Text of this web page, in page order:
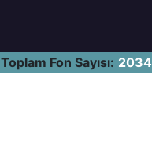
Toplam Fon Sayısı: 2034